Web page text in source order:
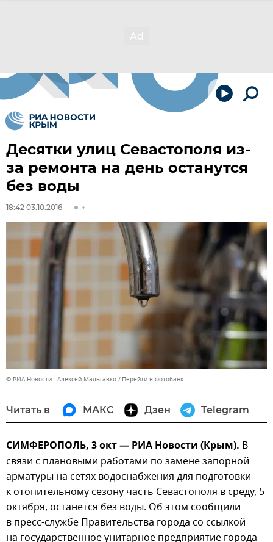
Десятки улиц Севастополя из-
за ремонта на день останутся
без воды
18:42 03.10.2016
© РИА Новости . Алексей Мальгавко Перейти в фотобанк
Читать в МАКС Дзен Telegram
СИМФЕРОПОЛЬ, 3 окт — РИА Новости (Крым). В
связи с плановыми работами по замене запорной
арматуры на сетях водоснабжения для подготовки
к отопительному сезону часть Севастополя в среду, 5
октября, останется без воды. Об этом сообщили
в пресс-службе Правительства города со ссылкой
на государственное унитарное предприятие города